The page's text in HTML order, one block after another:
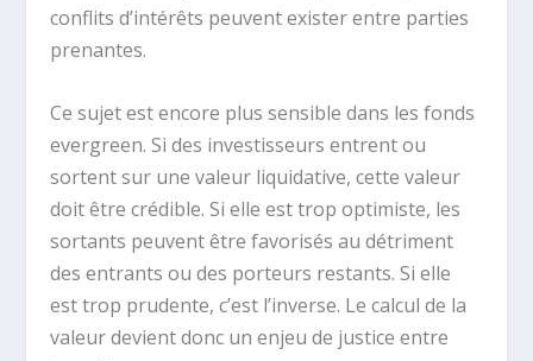
conflits d’intérêts peuvent exister entre parties
prenantes.
Ce sujet est encore plus sensible dans les fonds
evergreen. Si des investisseurs entrent ou
sortent sur une valeur liquidative, cette valeur
doit être crédible. Si elle est trop optimiste, les
sortants peuvent être favorisés au détriment
des entrants ou des porteurs restants. Si elle
est trop prudente, c’est l’inverse. Le calcul de la
valeur devient donc un enjeu de justice entre